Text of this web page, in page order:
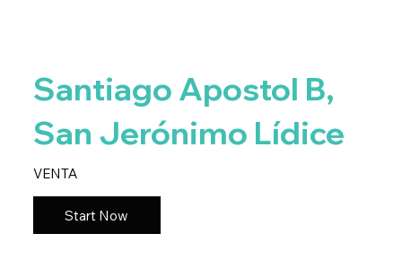
Santiago Apostol B,
San Jerónimo Lídice
VENTA
Start Now